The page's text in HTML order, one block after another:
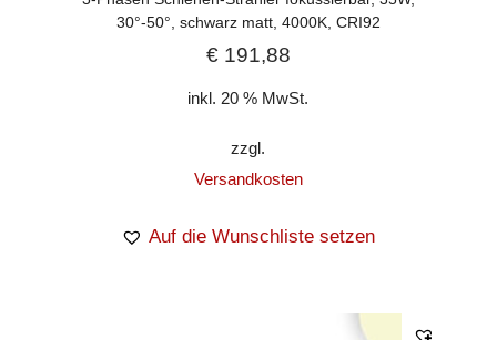
30°-50°, schwarz matt, 4000K, CRI92
€191,88
inkl. 20 % MwSt.
zzgl.
Versandkosten
Auf die Wunschliste setzen